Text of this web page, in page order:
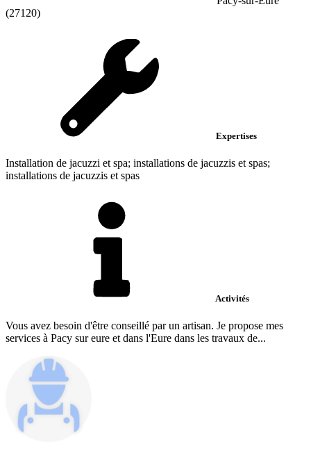
(27120)
Expertises
Installation de jacuzzi et spa; installations de jacuzzis et spas;
installations de jacuzzis et spas
Activités
Vous avez besoin d'être conseillé par un artisan. Je propose mes
services à Pacy sur eure et dans l'Eure dans les travaux de...